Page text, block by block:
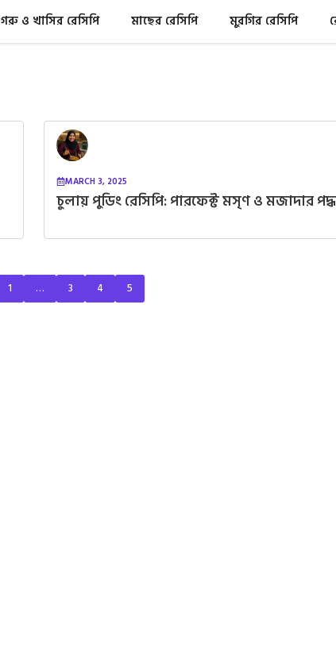
গরু ও খাসির রেসিপি মাছের রেসিপি মুরগির রেসিপি
MARCH 3, 2025
চুলায় পুডিং রেসিপি: পারফেক্ট মসৃণ ও মজাদার
1 … 3 4 5